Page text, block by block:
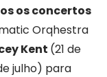
os concertos
Orqhestra
Kent (21 de
julho) para